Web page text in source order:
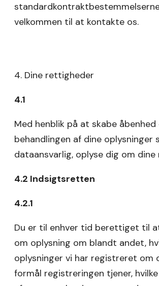
velkommen til at kontakte os.
4. Dine rettigheder
4.1
Med henblik på at skabe
behandlingen af dine oplysninger
dataansvarlig, oplyse dig om
4.2 Indsigtsretten
4.2.1
Du er til enhver tid berettiget til
om oplysning om blandt andet,
oplysninger vi har registreret om
formål registreringen tjener,